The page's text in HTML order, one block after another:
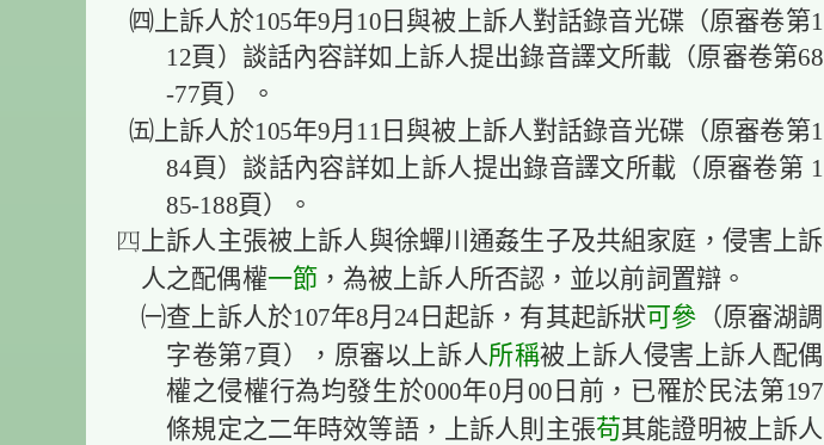
㈣上訴人於105年9月10日與被上訴人對話錄音光碟（原審卷第1
12頁）談話內容詳如上訴人提出錄音譯文所載（原審卷第68
-77頁）。
㈤上訴人於105年9月11日與被上訴人對話錄音光碟（原審卷第1
84頁）談話內容詳如上訴人提出錄音譯文所載（原審卷第 1
85-188頁）。
上訴人主張被上訴人與徐蟬川通姦生子及共組家庭，侵害上訴
人之配偶權一節 ，為被上訴人所否認，並以前詞置辯。
㈠查上訴人於107年8月24日起訴，有其起訴狀可參 （原審湖調
字卷第7頁），原審以上訴人所稱被上訴人侵害上訴人配偶
權之侵權行為均發生於000年0月00日前，已罹於民法第197
條規定之二年時效等語，上訴人則主張苟其能證明被上訴人